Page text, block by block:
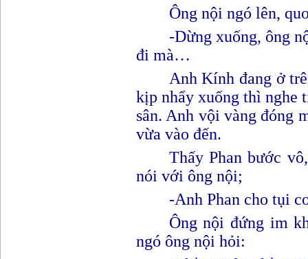
Ông nội ngó lên,
-Dừng xuống, ông
đi mà…
Anh Kính đang ở
kịp nhẩy xuống thì nghe
sân. Anh vội vàng đóng
vừa vào đến.
Thấy Phan bước
nói với ông nội;
-Anh Phan cho tụi
Ông nội đứng im
ngó ông nội hỏi: